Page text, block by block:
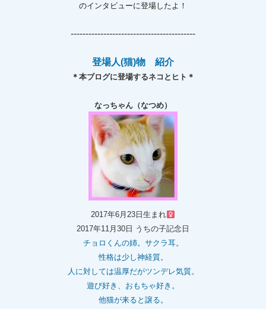
のインタビューに登場したよ！
------------------------------------------
登場人(猫)物 紹介
＊本ブログに登場するネコとヒト＊
なっちゃん（なつめ）
2017年6月23日生まれ
2017年11月30日 うちの子記念日
チョロくんの姉。 サクラ耳。
性格は少し神経質。
人に対しては温厚だがツンデレ気質。
遊び好き、おもちゃ好き。
他猫が来ると譲る。